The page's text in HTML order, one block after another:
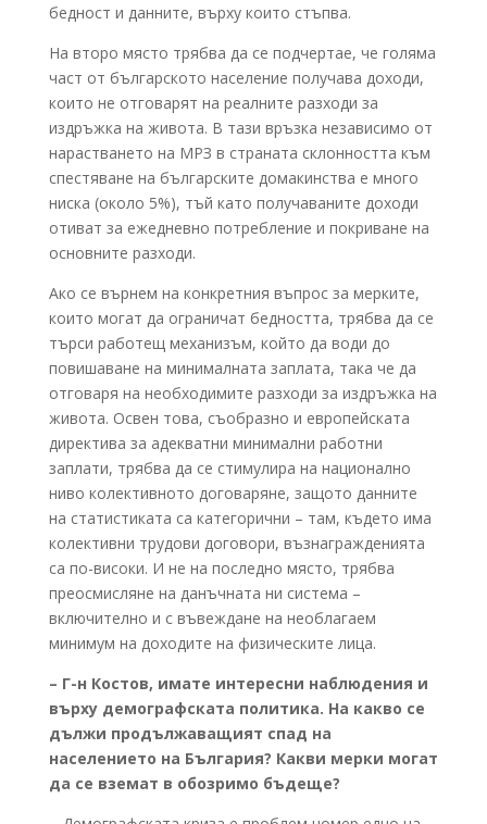
бедност и данните, върху които стъпва.
На второ място трябва да се подчертае, че голяма
част от българското население получава доходи,
които не отговарят на реалните разходи за
издръжка на живота. В тази връзка независимо от
нарастването на МРЗ в страната склонността към
спестяване на българските домакинства е много
ниска (около 5%), тъй като получаваните доходи
отиват за ежедневно потребление и покриване на
основните разходи.
Ако се върнем на конкретния въпрос за мерките,
които могат да ограничат бедността, трябва да се
търси работещ механизъм, който да води до
повишаване на минималната заплата, така че да
отговаря на необходимите разходи за издръжка на
живота. Освен това, съобразно и европейската
директива за адекватни минимални работни
заплати, трябва да се стимулира на национално
ниво колективното договаряне, защото данните
на статистиката са категорични – там, където има
колективни трудови договори, възнагражденията
са по-високи. И не на последно място, трябва
преосмисляне на данъчната ни система –
включително и с въвеждане на необлагаем
минимум на доходите на физическите лица.
– Г-н Костов, имате интересни наблюдения и
върху демографската политика. На какво се
дължи продължаващият спад на
населението на България? Какви мерки могат
да се вземат в обозримо бъдеще?